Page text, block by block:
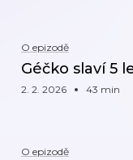
O epizodě
Géčko slaví 5
2. 2. 2026 43 min
O epizodě